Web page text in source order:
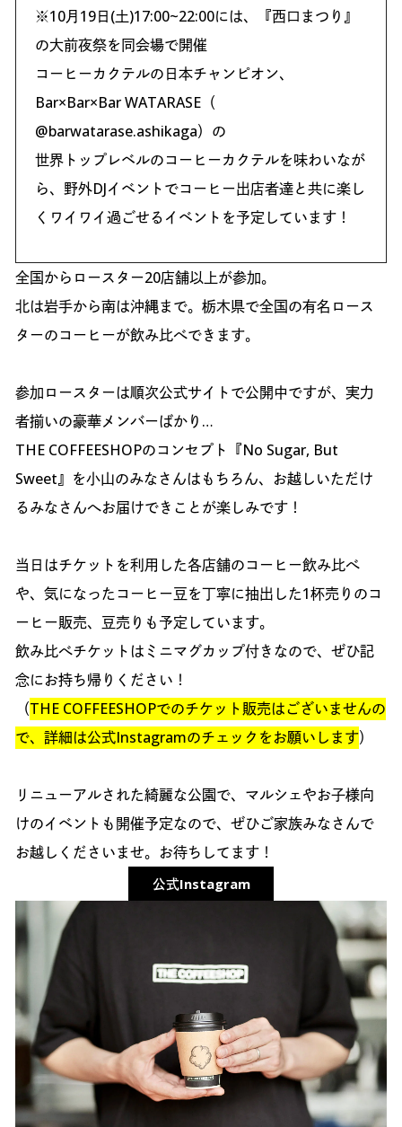
※10月19日(土)17:00~22:00には、『西口まつり』
の大前夜祭を同会場で開催
コーヒーカクテルの日本チャンピオン、
Bar×Bar×Bar WATARASE（
@barwatarase.ashikaga）の
世界トップレベルのコーヒーカクテルを味わいなが
ら、野外DJイベントでコーヒー出店者達と共に楽し
くワイワイ過ごせるイベントを予定しています！
全国からロースター20店舗以上が参加。
北は岩手から南は沖縄まで。栃木県で全国の有名ロース
ターのコーヒーが飲み比べできます。
参加ロースターは順次公式サイトで公開中ですが、実力
者揃いの豪華メンバーばかり…
THE COFFEESHOPのコンセプト『No Sugar, But
Sweet』を小山のみなさんはもちろん、お越しいただけ
るみなさんへお届けできことが楽しみです！
当日はチケットを利用した各店舗のコーヒー飲み比べ
や、気になったコーヒー豆を丁寧に抽出した1杯売りのコ
ーヒー販売、豆売りも予定しています。
飲み比べチケットはミニマグカップ付きなので、ぜひ記
念にお持ち帰りください！
（THE COFFEESHOPでのチケット販売はございませんの
で、詳細は公式Instagramのチェックをお願いします）
リニューアルされた綺麗な公園で、マルシェやお子様向
けのイベントも開催予定なので、ぜひご家族みなさんで
お越しくださいませ。お待ちしてます！
公式Instagram